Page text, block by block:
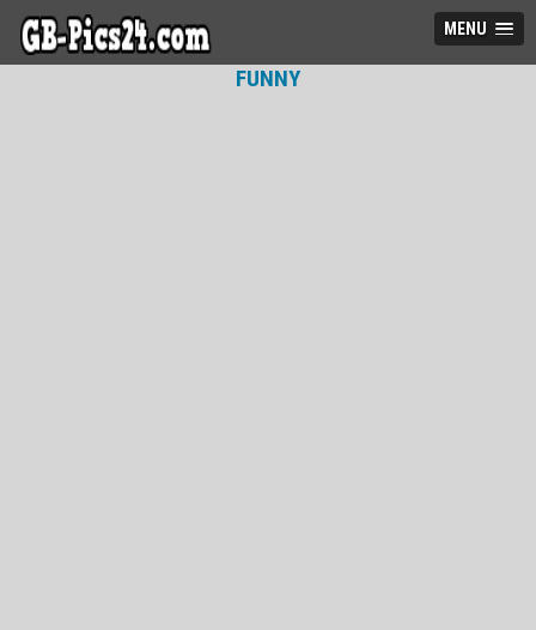
MENU
FUNNY